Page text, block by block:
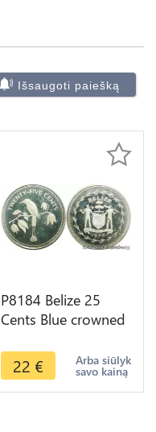
Išsaugoti paiešką
P8184 Belize 25
Cents Blue crowned
PROOF -> M offer
22 € Arba siūlyk
savo kainą